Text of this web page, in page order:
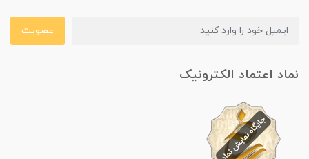
عضویت
نماد اعتماد الکترونیک